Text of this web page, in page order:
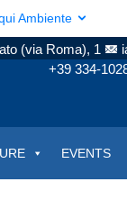
Ambiente
(via Roma), 1
+39 334-
EVENTS